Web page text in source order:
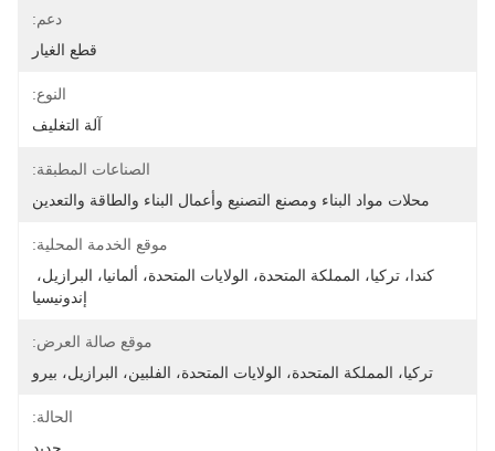
دعم:
قطع الغيار
النوع:
آلة التغليف
الصناعات المطبقة:
محلات مواد البناء ومصنع التصنيع وأعمال البناء والطاقة والتعدين
موقع الخدمة المحلية:
إندونيسيا
موقع صالة العرض:
تركيا، المملكة المتحدة، الولايات المتحدة، الفلبين، البرازيل، بيرو
الحالة: